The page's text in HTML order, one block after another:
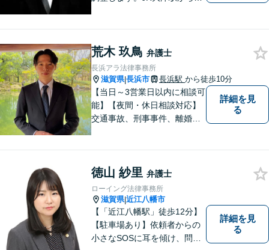
位 弁護士ドットコムランキ
ング（2024年7月-2026年7月
現在）】
荒木 玖鳥 弁護士
長浜アラ法律事務所
滋賀県|長浜市 長浜駅 から徒歩10分
【当日～3営業日以内に相談可
能】【夜間・休日相談対応】
交通事故、刑事事件、離婚・
詳細を見
る
徳山 紗里 弁護士
ローイング法律事務所
滋賀県|近江八幡市
【「近江八幡駅」徒歩12分】
【駐車場あり】依頼者からの
小さなSOSに耳を傾け、問題
詳細を見
る